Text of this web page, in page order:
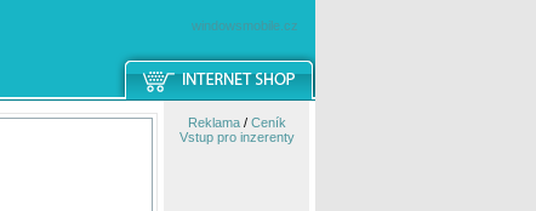
windowsmobile.cz
Reklama/ Ceník
Vstup pro inzerenty